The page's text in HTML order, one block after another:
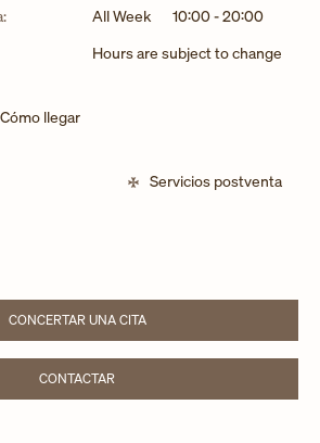
All Week 10:00-20:00
Hours are subject to change
Cómo llegarLink Opens in New Tab
Servicios postventa
CONCERTAR UNA CITALINK OPENS IN NEW TAB
CONTACTARLINK OPENS IN NEW TAB